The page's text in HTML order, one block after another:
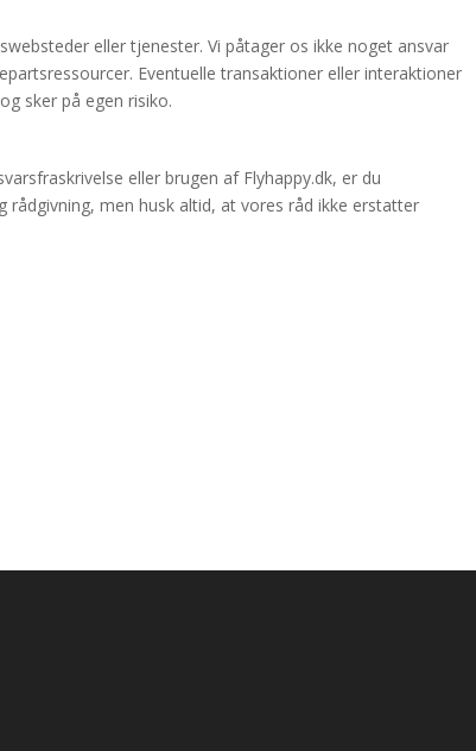
eller tjenester. Vi påtager os ikke noget ansvar
Eventuelle transaktioner eller interaktioner
sker på egen risiko.
eller brugen af Flyhappy.dk, er du
men husk altid, at vores råd ikke erstatter